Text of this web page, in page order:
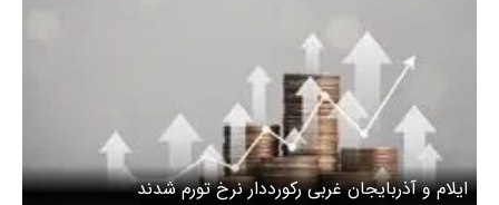
ایلام و آذربایجان غربی رکورددار نرخ تورم شدند